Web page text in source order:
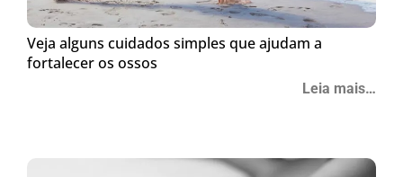
Veja alguns cuidados simples que ajudam a
fortalecer os ossos
Leia mais…